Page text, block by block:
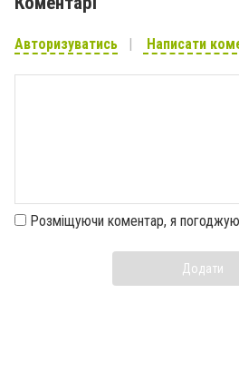
Авторизуватись Написати
Розміщуючи коментар, я
Додати